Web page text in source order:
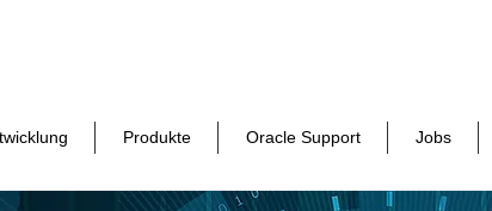
Produkte Oracle Support Jobs